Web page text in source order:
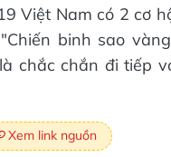
Việt Nam có 2 cơ
binh sao
chắc chắn đi tiếp
Xem link nguồn